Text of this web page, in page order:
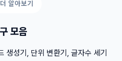
모음
생성기, 단위 변환기, 글자수 세기